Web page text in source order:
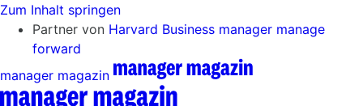
Zum Inhalt springen
Partner von Harvard Business manager manage
forward
manager magazin